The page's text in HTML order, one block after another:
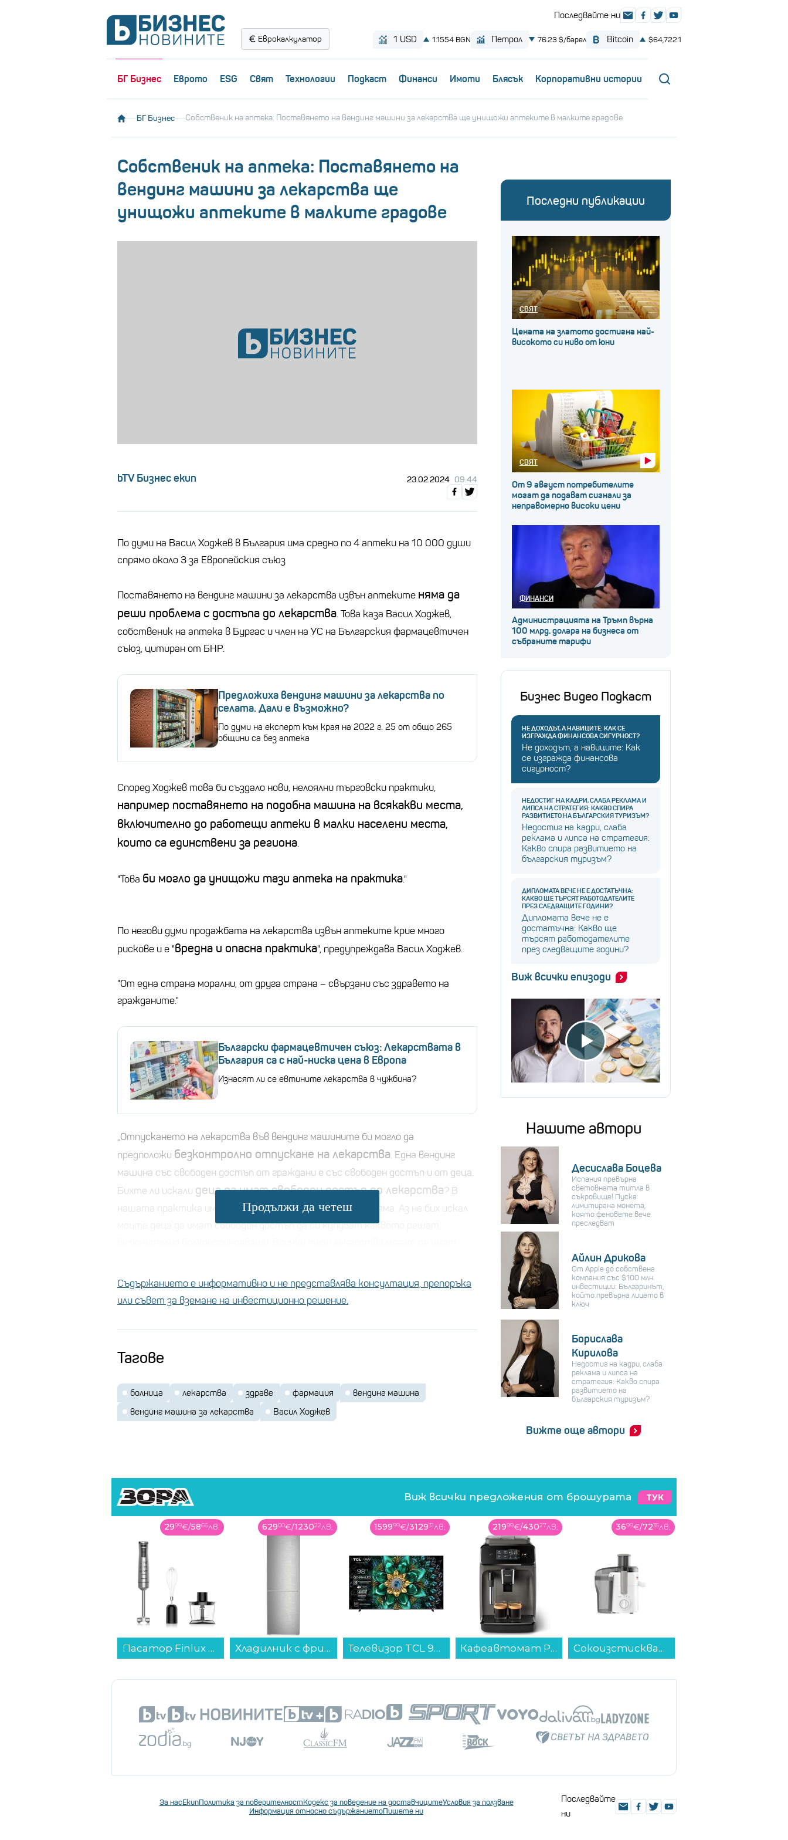
Еврокалкулатор
БГ Бизнес Еврото ESG Свят Технологии Пoдкаст Финанси Имоти Блясък Корпоративни истории
БГ Бизнес Собственик на аптека: Поставянето на вендинг машини за лекарства ще унищожи аптеките в малките градове
Собственик на аптека: Поставянето на
вендинг машини за лекарства ще
унищожи аптеките в малките градове
bTV Бизнес екип 23.02.2024 09:44
По думи на Васил Ходжев в България има средно по 4 аптеки на 10 000 души
спрямо около 3 за Европейския съюз
Поставянето на вендинг машини за лекарства извън аптеките няма да
реши проблема с достъпа до лекарства. Това каза Васил Ходжев,
собственик на аптека в Бургас и член на УС на Българския фармацевтичен
съюз, цитиран от БНР.
Предложиха вендинг машини за лекарства по
селата. Дали е възможно?
По думи на експерт към края на 2022 г. 25 от общо 265
общини са без аптека
Според Ходжев това би създало нови, нелоялни търговски практики,
например поставянето на подобна машина на всякакви места,
включително до работещи аптеки в малки населени места,
които са единствени за региона.
"Това би могло да унищожи тази аптека на практика."
По негови думи продажбата на лекарства извън аптеките крие много
рискове и е "вредна и опасна практика", предупреждава Васил Ходжев.
"От една страна морални, от друга страна – свързани със здравето на
гражданите."
Български фармацевтичен съюз: Лекарствата в
България са с най-ниска цена в Европа
Изнасят ли се евтините лекарства в чужбина?
„Отпускането на лекарства във вендинг машините би могло да
предположи безконтролно отпускане на лекарства. Една вендинг
машина със свободен достъп от граждани е със свободен достъп и от деца.
Бихте ли искали деца да имат свободен достъп до лекарства? В
нашата практика има правило – безопасни лекарства няма. Аз не бих искал
моите деца да имат свободен достъп да си купуват каквото решат,
фармацевт.
осигуряване на достъп до медикаменти в малки и отдалечени населени
лекарско предписание от типа на
за гърло и др. подобни. Сега такива машини могат да се разполагат
само в аптеки и дрогерии.
Компанията му за медицински изделия е сред най-
Според Ходжевдържавата трябва да помисли по-скоро как да
стимулира разкриването на аптеки в малките населени
места
. Това по думите му трябва да се разработи на базата на
националната аптечна карта, като се идентифицират местата с дефицит
на аптеки.
В България има средно по 4 аптеки на 10 000 души спрямо
в големите градове и почти никаква в малките населени места."
Предложението за продажба на лекарства чрез вендинг автомати е
публикувано за
обществено обсъждане. Очаква се Фармацевтичният
Продължи да четеш
Съдържанието е информативно и не представлява консултация, препоръка
или съвет за вземане на инвестиционно решение.
Тагове
болница лекарства здраве фармация
вендинг машина
вендинг машина за лекарства
Васил Ходжев
Последни публикации
СВЯТ
Цената на златото достигна най-
високото си ниво от юни
СВЯТ
От 9 август потребителите
могат да подават сигнали за
неправомерно високи цени
ФИНАНСИ
Администрацията на Тръмп върна
100 млрд. долара на бизнеса от
събраните тарифи
Бизнес Видео Подкаст
НЕ ДОХОДЪТ, А НАВИЦИТЕ: КАК СЕ
ИЗГРАЖДА ФИНАНСОВА СИГУРНОСТ?
Не доходът, а навиците: Как
се изгражда финансова
сигурност?
НЕДОСТИГ НА КАДРИ, СЛАБА РЕКЛАМА И
ЛИПСА НА СТРАТЕГИЯ: КАКВО СПИРА
РАЗВИТИЕТО НА БЪЛГАРСКИЯ ТУРИЗЪМ?
Недостиг на кадри, слаба
реклама и липса на стратегия:
Какво спира развитието на
българския туризъм?
ДИПЛОМАТА ВЕЧЕ НЕ Е ДОСТАТЪЧНА:
КАКВО ЩЕ ТЪРСЯТ РАБОТОДАТЕЛИТЕ
ПРЕЗ СЛЕДВАЩИТЕ ГОДИНИ?
Дипломата вече не е
достатъчна: Какво ще
търсят работодателите
през следващите години?
Виж всички епизоди
Нашите автори
Десислава Боцева
Испания превърна
световната титла в
съкровище! Пуска
лимитирана монета,
която феновете вече
преследват
Айлин Дрикова
От Apple до собствена
компания със $100 млн.
инвестиции: Българинът,
който превърна лицето в
ключ
Борислава
Кирилова
Недостиг на кадри, слаба
реклама и липса на
стратегия: Какво спира
развитието на
българския туризъм?
Вижте още автори
Виж всички предложения от брошурата ТУК
2999€/5866лв.
Пасатор Finlux FHB-2808 IX , 1000 W...
62900€/123022лв.
Хладилник с фризер Liebherr KGNsf 52Vd03 , 330 l, D , No Frost , Инокс...
159999€/312931лв.
Телевизор TCL 98Q6C , 248 см, 3840x2160 UHD-4K , 98 inch, QLED , Sm...
21999€/43027лв.
Кафеавтомат Philips EP1224/00...
3699€/7235лв.
Сокоизстисквачка Tefal ZE370138 , 350 W...
За насЕкипПолитика за поверителностКодекс за поведение на доставчицитеУсловия за ползване
Информация относно съдържаниетоПишете ни
Последвайте
ни